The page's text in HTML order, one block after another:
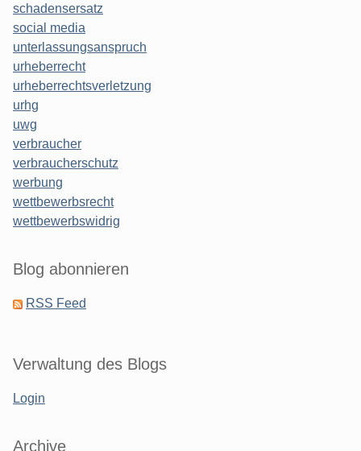
schadensersatz
social media
unterlassungsanspruch
urheberrecht
urheberrechtsverletzung
urhg
uwg
verbraucher
verbraucherschutz
werbung
wettbewerbsrecht
wettbewerbswidrig
Blog abonnieren
RSS Feed
Verwaltung des Blogs
Login
Archive